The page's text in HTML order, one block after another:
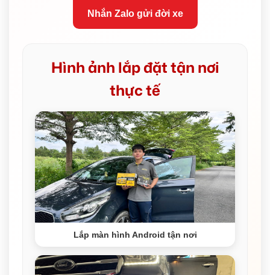
Nhắn Zalo gửi đời xe
Hình ảnh lắp đặt tận nơi
thực tế
Lắp màn hình Android tận nơi